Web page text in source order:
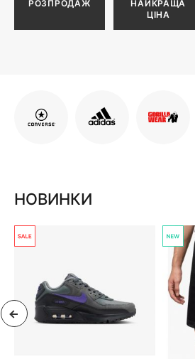
РОЗПРОДАЖ
НАЙКРАЩА
ЦІНА
НОВИНКИ